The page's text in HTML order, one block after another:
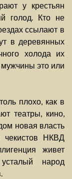
у крестьян
голод. Кто не
ссылают в
в деревянных
холода их
это или
плохо, как в
театры, кино,
новая власть
чекистов НКВД
живет
народ